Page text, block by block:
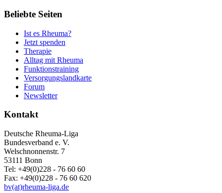
Beliebte Seiten
Ist es Rheuma?
Jetzt spenden
Therapie
Alltag mit Rheuma
Funktionstraining
Versorgungslandkarte
Forum
Newsletter
Kontakt
Deutsche Rheuma-Liga
Bundesverband e. V.
Welschnonnenstr. 7
53111 Bonn
Tel: +49(0)228 - 76 60 60
Fax: +49(0)228 - 76 60 620
bv(at)rheuma-liga.de